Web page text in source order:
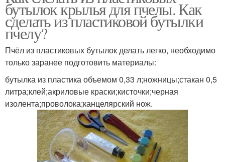
бутылок крылья для пчелы. Как
сделать из пластиковой бутылки
пчелу?
Пчёл из пластиковых бутылок делать легко, необходимо
только заранее подготовить материалы:
бутылка из пластика объемом 0,33 л;ножницы;стакан 0,5
литра;клей;акриловые краски;кисточки;черная
изолента;проволока;канцелярский нож.